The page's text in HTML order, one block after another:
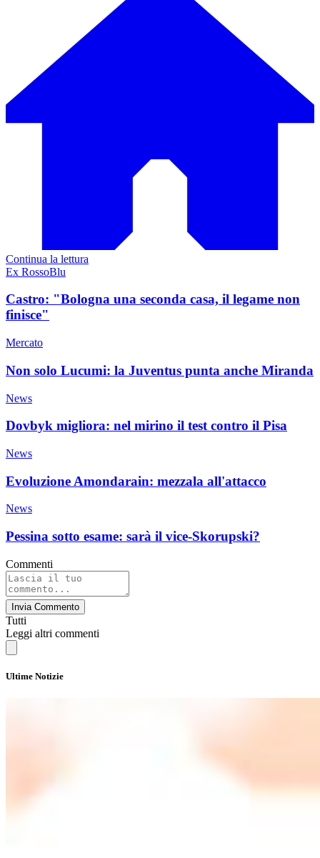
Continua la lettura
Ex RossoBlu
Castro: "Bologna una seconda casa, il legame non
finisce"
Mercato
Non solo Lucumi: la Juventus punta anche Miranda
News
Dovbyk migliora: nel mirino il test contro il Pisa
News
Evoluzione Amondarain: mezzala all'attacco
News
Pessina sotto esame: sarà il vice-Skorupski?
Commenti
Invia Commento
Tutti
Leggi altri commenti
Ultime Notizie